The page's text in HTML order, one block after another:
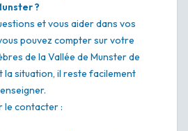
?
et vous aider dans vos
pouvez compter sur votre
de la Vallée de Munster de
la situation, il reste facilement
le contacter :